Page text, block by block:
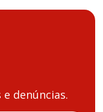
denúncias.